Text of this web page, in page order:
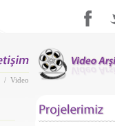
/ Video